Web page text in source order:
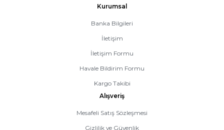
Kurumsal
Banka Bilgileri
İletişim
İletişim Formu
Havale Bildirim Formu
Kargo Takibi
Alışveriş
Mesafeli Satış Sözleşmesi
Gizlilik ve Güvenlik